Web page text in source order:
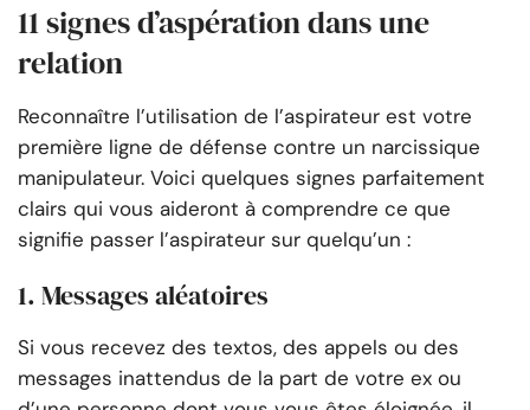
11 signes d’aspération dans une
relation
Reconnaître l’utilisation de l’aspirateur est votre
première ligne de défense contre un narcissique
manipulateur. Voici quelques signes parfaitement
clairs qui vous aideront à comprendre ce que
signifie passer l’aspirateur sur quelqu’un :
1. Messages aléatoires
Si vous recevez des textos, des appels ou des
messages inattendus de la part de votre ex ou